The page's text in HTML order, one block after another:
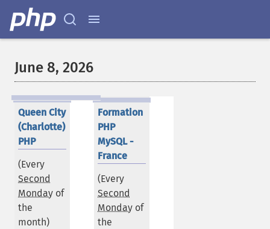
June 8, 2026
Queen City
(Charlotte)
PHP
(Every
Second
Monday of
the
month)
Formation
PHP
MySQL -
France
(Every
Second
Monday of
the